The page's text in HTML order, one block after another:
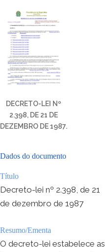
DECRETO-LEI Nº
2.398, DE 21 DE
DEZEMBRO DE 1987.
Dados do documento
Título
Decreto-lei nº 2.398, de 21
de dezembro de 1987
Resumo/Ementa
O decreto-lei estabelece as